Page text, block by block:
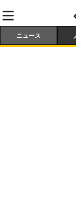
ニュース